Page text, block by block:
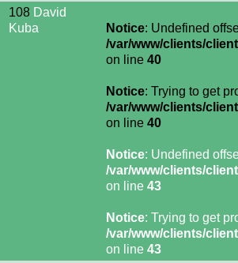
108 David
Kuba
Notice: Undefined
/var/www/clients/
on line 40
Notice: Trying to get
/var/www/clients/
on line 40
Notice: Undefined
/var/www/clients/
on line 43
Notice: Trying to get
/var/www/clients/
on line 43